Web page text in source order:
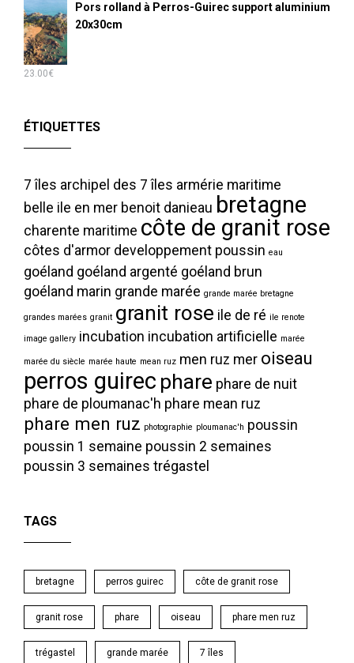
Pors rolland à Perros-Guirec support aluminium
20x30cm
23.00€
ÉTIQUETTES
7 îles archipel des 7 îles armérie maritime
belle ile en mer benoit danieau bretagne
charente maritime côte de granit rose
côtes d'armor developpement poussin eau
goéland goéland argenté goéland brun
goéland marin grande marée grande marée bretagne
grandes marées granit granit rose ile de ré ile renote
image gallery incubation incubation artificielle marée
marée du siècle marée haute mean ruz men ruz mer oiseau
perros guirec phare phare de nuit
phare de ploumanac'h phare mean ruz
phare men ruz photographie ploumanac'h poussin
poussin 1 semaine poussin 2 semaines
poussin 3 semaines trégastel
TAGS
bretagne perros guirec côte de granit rose
granit rose phare oiseau phare men ruz
trégastel grande marée 7 îles